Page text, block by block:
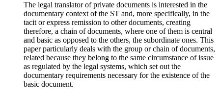
The legal translator of private documents is interested in the
documentary context of the ST and, more specifically, in the
tacit or express remission to other documents, creating
therefore, a chain of documents, where one of them is central
and basic as opposed to the others, the subordinate ones. This
paper particularly deals with the group or chain of documents,
related because they belong to the same circumstance of issue
as regulated by the legal systems, which set out the
documentary requirements necessary for the existence of the
basic document.